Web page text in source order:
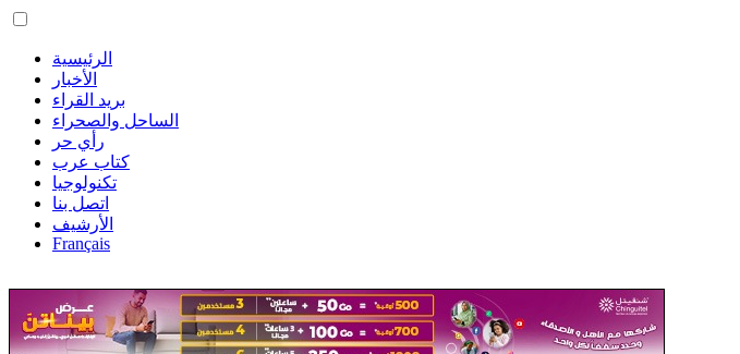
الرئيسية
الأخبار
بريد القراء
الساحل والصحراء
رأي حر
كتاب عرب
تكنولوجيا
اتصل بنا
الأرشيف
Français